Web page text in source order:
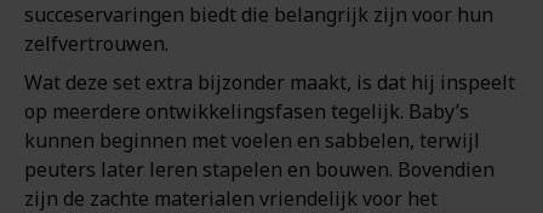
succeservaringen biedt die belangrijk zijn voor hun
zelfvertrouwen.
Wat deze set extra bijzonder maakt, is dat hij inspeelt
op meerdere ontwikkelingsfasen tegelijk. Baby’s
kunnen beginnen met voelen en sabbelen, terwijl
peuters later leren stapelen en bouwen. Bovendien
zijn de zachte materialen vriendelijk voor het